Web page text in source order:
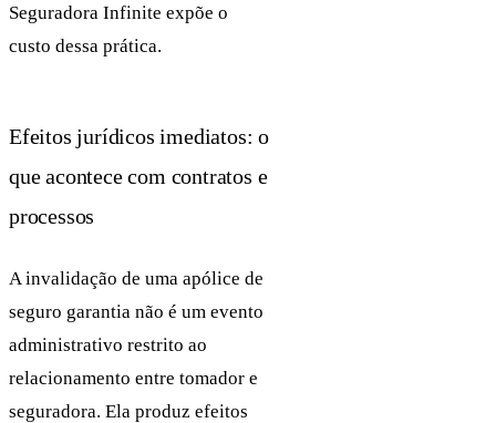
Seguradora Infinite expõe o
custo dessa prática.
Efeitos jurídicos imediatos: o
que acontece com contratos e
processos
A invalidação de uma apólice de
seguro garantia não é um evento
administrativo restrito ao
relacionamento entre tomador e
seguradora. Ela produz efeitos